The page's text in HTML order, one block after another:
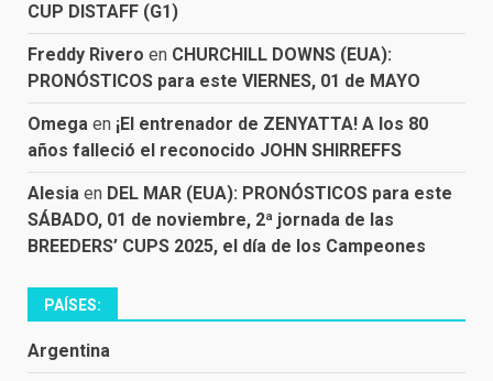
CUP DISTAFF (G1)
Freddy Rivero en CHURCHILL DOWNS (EUA):
PRONÓSTICOS para este VIERNES, 01 de MAYO
Omega en ¡El entrenador de ZENYATTA! A los 80
años falleció el reconocido JOHN SHIRREFFS
Alesia en DEL MAR (EUA): PRONÓSTICOS para este
SÁBADO, 01 de noviembre, 2ª jornada de las
BREEDERS’ CUPS 2025, el día de los Campeones
PAÍSES:
Argentina